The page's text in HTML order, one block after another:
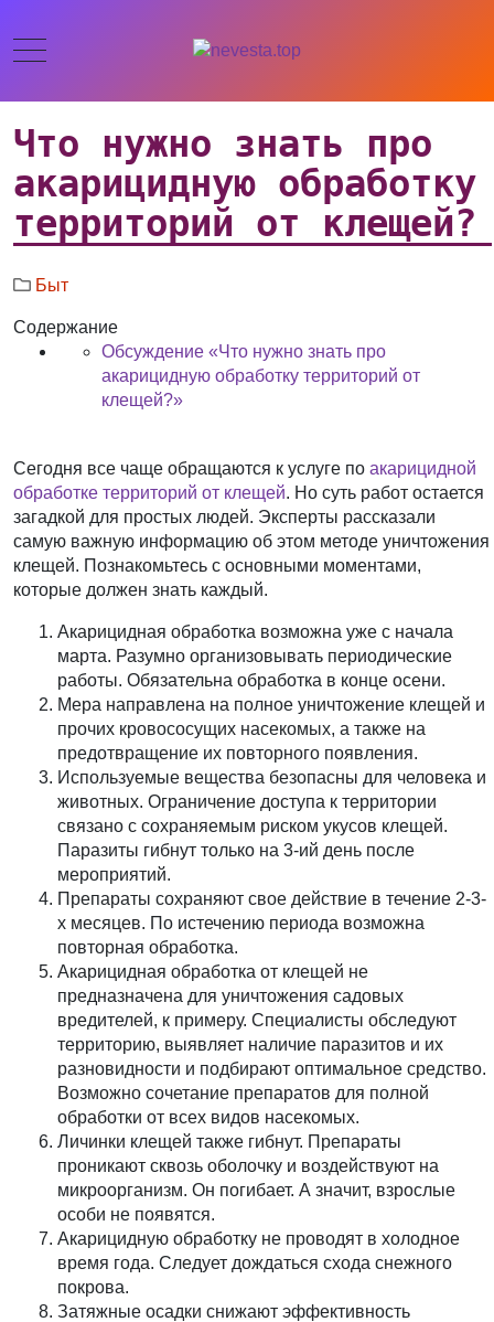
Что нужно знать про
акарицидную обработку
территорий от клещей?
Быт
Содержание
Обсуждение «Что нужно знать про
акарицидную обработку территорий от
клещей?»
Сегодня все чаще обращаются к услуге поакарицидной
обработке территорий от клещей. Но суть работ остается
загадкой для простых людей. Эксперты рассказали
самую важную информацию об этом методе уничтожения
клещей. Познакомьтесь с основными моментами,
которые должен знать каждый.
Акарицидная обработка возможна уже с начала
марта. Разумно организовывать периодические
работы. Обязательна обработка в конце осени.
Мера направлена на полное уничтожение клещей и
прочих кровососущих насекомых, а также на
предотвращение их повторного появления.
Используемые вещества безопасны для человека и
животных. Ограничение доступа к территории
связано с сохраняемым риском укусов клещей.
Паразиты гибнут только на 3-ий день после
мероприятий.
Препараты сохраняют свое действие в течение 2-3-
х месяцев. По истечению периода возможна
повторная обработка.
Акарицидная обработка от клещей не
предназначена для уничтожения садовых
вредителей, к примеру. Специалисты обследуют
территорию, выявляет наличие паразитов и их
разновидности и подбирают оптимальное средство.
Возможно сочетание препаратов для полной
обработки от всех видов насекомых.
Личинки клещей также гибнут. Препараты
проникают сквозь оболочку и воздействуют на
микроорганизм. Он погибает. А значит, взрослые
особи не появятся.
Акарицидную обработку не проводят в холодное
время года. Следует дождаться схода снежного
покрова.
Затяжные осадки снижают эффективность